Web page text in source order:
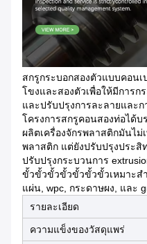
สกรูกระบอกสองตัวแบบคอน
โขงและสองตัวเพื่อให้มีการ
และปรับปรุงการละลายและ
โครงการสกรูคอนสองท่อได้
ผลิตเครื่องจักรพลาสติกมันไ
พลาสติก แต่ยังปรับปรุงประสิ
ปรับปรุงกระบวนการ
ขั้วขั้วขั้วขั้วขั้วขั้วขั้วเหมาะสํา
แผ่น, wpc, กระดาษผง, และ
รายละเอียด
ความแข็งของวัสดุแพร่